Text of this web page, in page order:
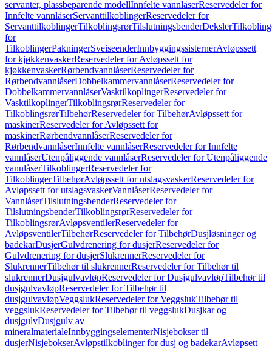
servanter, plassbeparende modellInnfelte vannlåserReservedeler for
Innfelte vannlåserServanttilkoblingerReservedeler for
ServanttilkoblingerTilkoblingsrørTilslutningsbenderDeksler
for
TilkoblingerPakningerSveiseenderInnbyggingssisternerAvløpssett
for kjøkkenvaskerReservedeler for Avløpssett for
kjøkkenvaskerRørbendvannlåserReservedeler for
RørbendvannlåserDobbelkammervannlåserReservedeler for
DobbelkammervannlåserVasktilkoplingerReservedeler for
VasktilkoplingerTilkoblingsrørReservedeler for
TilkoblingsrørTilbehørReservedeler for TilbehørAvløpssett for
maskinerReservedeler for Avløpssett for
maskinerRørbendvannlåserReservedeler for
RørbendvannlåserInnfelte vannlåserReservedeler for Innfelte
vannlåserUtenpåliggende vannlåserReservedeler for Utenpåliggende
vannlåserTilkoblingerReservedeler for
TilkoblingerTilbehørAvløpssett for utslagsvaskerReservedeler for
Avløpssett for utslagsvaskerVannlåserReservedeler for
VannlåserTilslutningsbenderReservedeler for
TilslutningsbenderTilkoblingsrørReservedeler for
TilkoblingsrørAvløpsventilerReservedeler for
AvløpsventilerTilbehørReservedeler for TilbehørDusjløsninger og
badekarDusjerGulvdrenering for dusjerReservedeler for
Gulvdrenering for dusjerSlukrennerReservedeler for
SlukrennerTilbehør til slukrennerReservedeler for Tilbehør til
slukrennerDusjgulvavløpReservedeler for DusjgulvavløpTilbehør til
dusjgulvavløpReservedeler for Tilbehør til
dusjgulvavløpVeggslukReservedeler for VeggslukTilbehør til
veggslukReservedeler for Tilbehør til veggslukDusjkar og
dusjgulvDusjgulv av
mineralmaterialeInnbyggingselementerNisjebokser til
dusjerNisjebokserAvløpstilkoblinger for dusj og badekarAvløpsett